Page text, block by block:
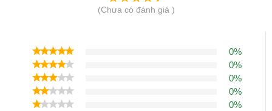
(Chưa có đánh giá )
0%
0%
0%
0%
0%